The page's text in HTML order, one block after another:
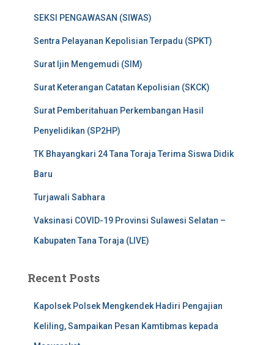
SEKSI PENGAWASAN (SIWAS)
Sentra Pelayanan Kepolisian Terpadu (SPKT)
Surat Ijin Mengemudi (SIM)
Surat Keterangan Catatan Kepolisian (SKCK)
Surat Pemberitahuan Perkembangan Hasil
Penyelidikan (SP2HP)
TK Bhayangkari 24 Tana Toraja Terima Siswa Didik
Baru
Turjawali Sabhara
Vaksinasi COVID-19 Provinsi Sulawesi Selatan –
Kabupaten Tana Toraja (LIVE)
Recent Posts
Kapolsek Polsek Mengkendek Hadiri Pengajian
Keliling, Sampaikan Pesan Kamtibmas kepada